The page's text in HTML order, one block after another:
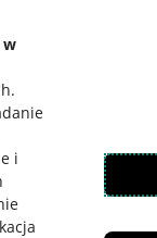
w
.
i